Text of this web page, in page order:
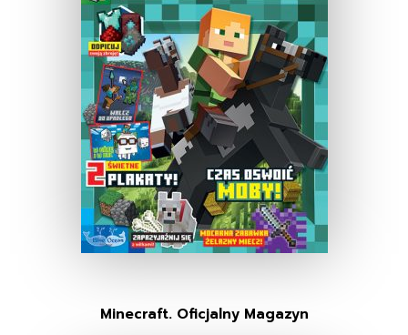
Minecraft. Oficjalny Magazyn